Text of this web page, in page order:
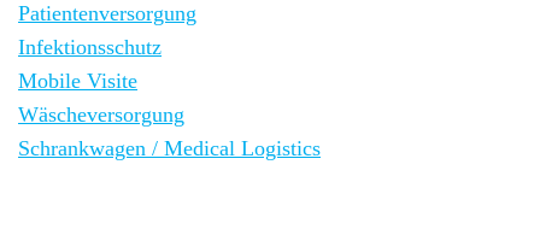
Patientenversorgung
Infektionsschutz
Mobile Visite
Wäscheversorgung
Schrankwagen / Medical Logistics